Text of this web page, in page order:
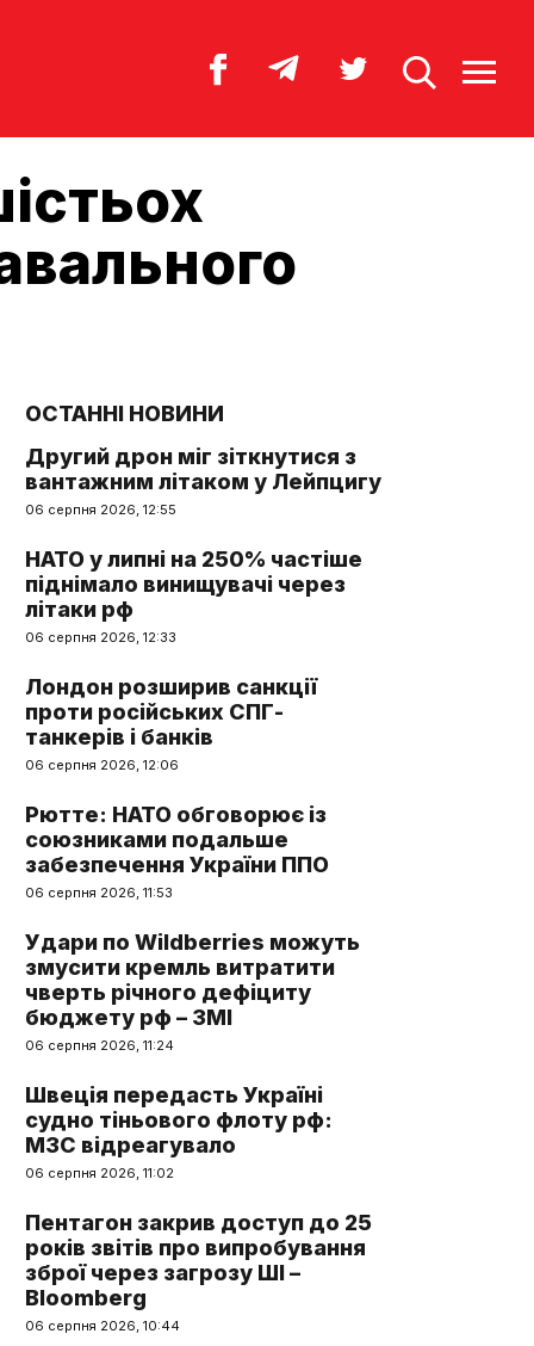
ОСТАННІ НОВИНИ
Другий дрон міг зіткнутися з
вантажним літаком у Лейпцигу
06 серпня 2026, 12:55
НАТО у липні на 250% частіше
піднімало винищувачі через
літаки рф
06 серпня 2026, 12:33
Лондон розширив санкції
проти російських СПГ-
танкерів і банків
06 серпня 2026, 12:06
Рютте: НАТО обговорює із
союзниками подальше
забезпечення України ППО
06 серпня 2026, 11:53
Удари по Wildberries можуть
змусити кремль витратити
чверть річного дефіциту
бюджету рф – ЗМІ
06 серпня 2026, 11:24
Швеція передасть Україні
судно тіньового флоту рф:
МЗС відреагувало
06 серпня 2026, 11:02
Пентагон закрив доступ до 25
років звітів про випробування
зброї через загрозу ШІ –
Bloomberg
06 серпня 2026, 10:44